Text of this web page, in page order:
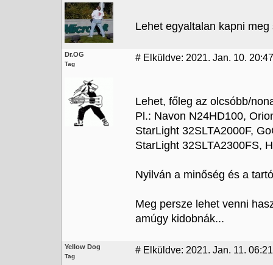
Lehet egyaltalan kapni
Dr.OG
Tag
# Elküldve: 2021. Jan. 10. 20:47
Lehet, főleg az olcsóbb/
Pl.: Navon N24HD100,
StarLight 32SLTA2000F,
StarLight 32SLTA2300FS,
Nyilván a minőség és a
Meg persze lehet venni
amúgy kidobnák...
Yellow Dog
Tag
# Elküldve: 2021. Jan. 11.